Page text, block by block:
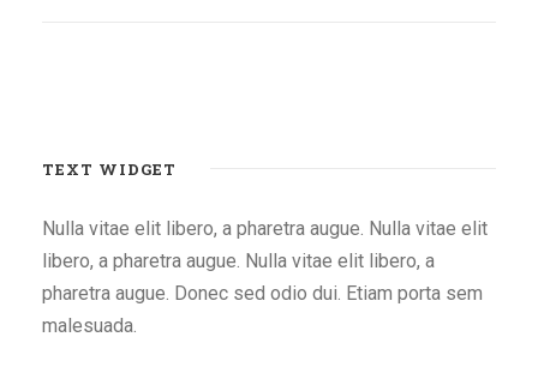
TEXT WIDGET
Nulla vitae elit libero, a pharetra augue. Nulla vitae elit
libero, a pharetra augue. Nulla vitae elit libero, a
pharetra augue. Donec sed odio dui. Etiam porta sem
malesuada.